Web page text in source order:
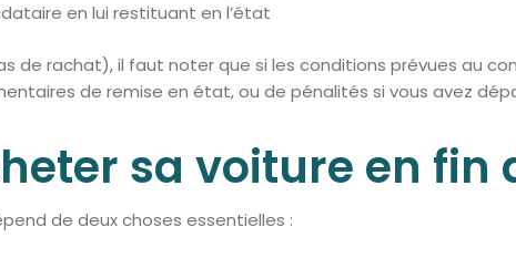
en lui restituant en l’état
de rachat), il faut noter que si les conditions prévues au
de remise en état, ou de pénalités si vous avez
sa voiture en fin
de deux choses essentielles :